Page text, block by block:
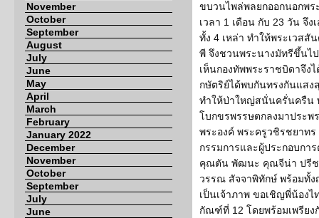
November
October
September
August
July
June
May
April
March
February
January 2022
December
November
October
September
July
June
ขบวนไพล่พลยกออกนอกพร
เวลา 1 เดือน กับ 23 วัน จึง
ทั้ง 4 เหล่า ทำให้พระเวส
พี จึงชวนพระนางมัทรีขึ้นไ
เห็นกองทัพพระราชบิดาจึง
กษัตริย์ได้พบกันทรงกันแส
ทำให้ป่าใหญ่สนั่นครั่นครืน
โบกขรพรรษตกลงมาประพ
พระองค์ พระครูวชิรชยาท
กรรมการและผู้ประกอบกา
คุณตัน พัฒนะ คุณจีน่า ปรี
วรรณ สัจจาพิทักษ์ พร้อมทั้
เป็นเจ้าภาพ ขอเชิญพี่น้อง
กัณฑ์ที่ 12 โดยพร้อมเพรียง